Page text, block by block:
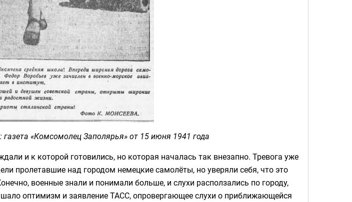
газета «Комсомолец Заполярья» от 15 июня 1941 года
и к которой готовились, но которая началась так внезапно. Тревога уже
пролетавшие над городом немецкие самолёты, но уверяли себя, что это
военные знали и понимали больше, и слухи расползались по городу,
оптимизм и заявление ТАСС, опровергающее слухи о приближающейся